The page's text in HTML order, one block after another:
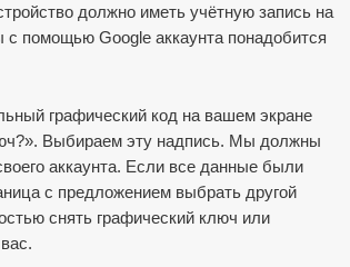
должно иметь учётную запись на
помощью Google аккаунта понадобится
графический код на вашем экране
Выбираем эту надпись. Мы должны
аккаунта. Если все данные были
с предложением выбрать другой
снять графический ключ или